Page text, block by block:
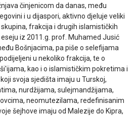
činjenicom da danas, među
i u dijaspori, aktivno djeluje veliki
frakcija i drugih islamističkih
iz 2011.g. prof. Muhamed Jusić
Bošnjacima, pa piše o selefijama
u nekoliko frakcija, te o
kao i o islamističkim pokretima i
svoja sjedišta imaju u Turskoj,
nurdžijama, sulejmandžijama,
neomutezilama, redefinisanim
šejhove imaju od Malezije do Kipra,